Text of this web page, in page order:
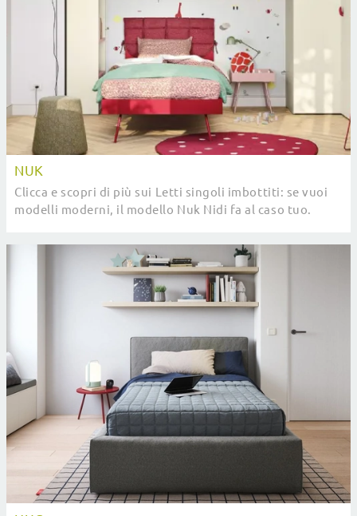
NUK
Clicca e scopri di più sui Letti singoli imbottiti: se vuoi
modelli moderni, il modello Nuk Nidi fa al caso tuo.